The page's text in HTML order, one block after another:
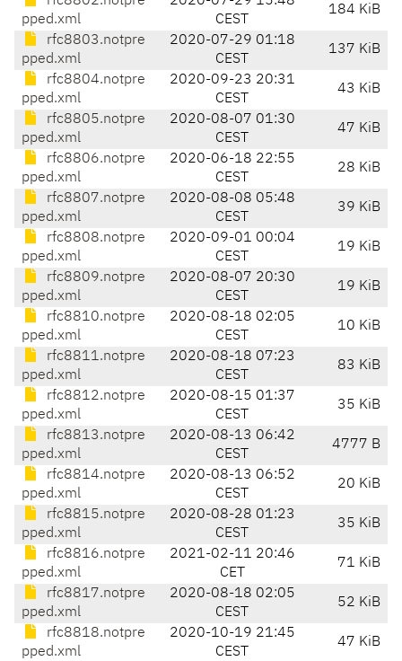
pped.xml
CEST
184 KiB
rfc8803.notpre
pped.xml
2020-07-29 01:18
CEST
137 KiB
rfc8804.notpre
pped.xml
2020-09-23 20:31
CEST
43 KiB
rfc8805.notpre
pped.xml
2020-08-07 01:30
CEST
47 KiB
rfc8806.notpre
pped.xml
2020-06-18 22:55
CEST
28 KiB
rfc8807.notpre
pped.xml
2020-08-08 05:48
CEST
39 KiB
rfc8808.notpre
pped.xml
2020-09-01 00:04
CEST
19 KiB
rfc8809.notpre
pped.xml
2020-08-07 20:30
CEST
19 KiB
rfc8810.notpre
pped.xml
2020-08-18 02:05
CEST
10 KiB
rfc8811.notpre
pped.xml
2020-08-18 07:23
CEST
83 KiB
rfc8812.notpre
pped.xml
2020-08-15 01:37
CEST
35 KiB
rfc8813.notpre
pped.xml
2020-08-13 06:42
CEST
4777 B
rfc8814.notpre
pped.xml
2020-08-13 06:52
CEST
20 KiB
rfc8815.notpre
pped.xml
2020-08-28 01:23
CEST
35 KiB
rfc8816.notpre
pped.xml
2021-02-11 20:46
CET
71 KiB
rfc8817.notpre
pped.xml
2020-08-18 02:05
CEST
52 KiB
rfc8818.notpre
pped.xml
2020-10-19 21:45
CEST
47 KiB